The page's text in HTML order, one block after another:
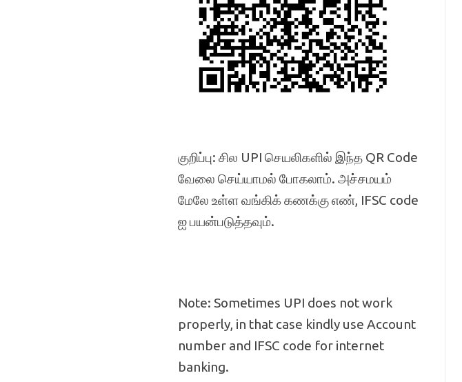
குறிப்பு: சில UPI செயலிகளில் இந்த QR Code
வேலை செய்யாமல் போகலாம். அச்சமயம்
மேலே உள்ள வங்கிக் கணக்கு எண், IFSC code
ஐ பயன்படுத்தவும்.
Note: Sometimes UPI does not work
properly, in that case kindly use Account
number and IFSC code for internet
banking.